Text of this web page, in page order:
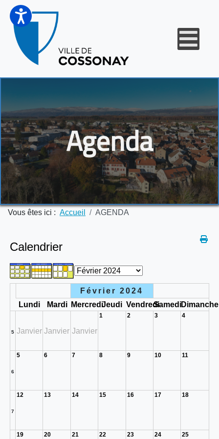
Agenda
Vous êtes ici : Accueil AGENDA
Calendrier
Février 2024
Lundi
Mardi MercrediJeudi VendrediSamediDimanche
5 Janvier Janvier Janvier
1 2 3 4
6
5 6 7 8 9 10 11
7
12 13 14 15 16 17 18
19 20 21 22 23 24 25